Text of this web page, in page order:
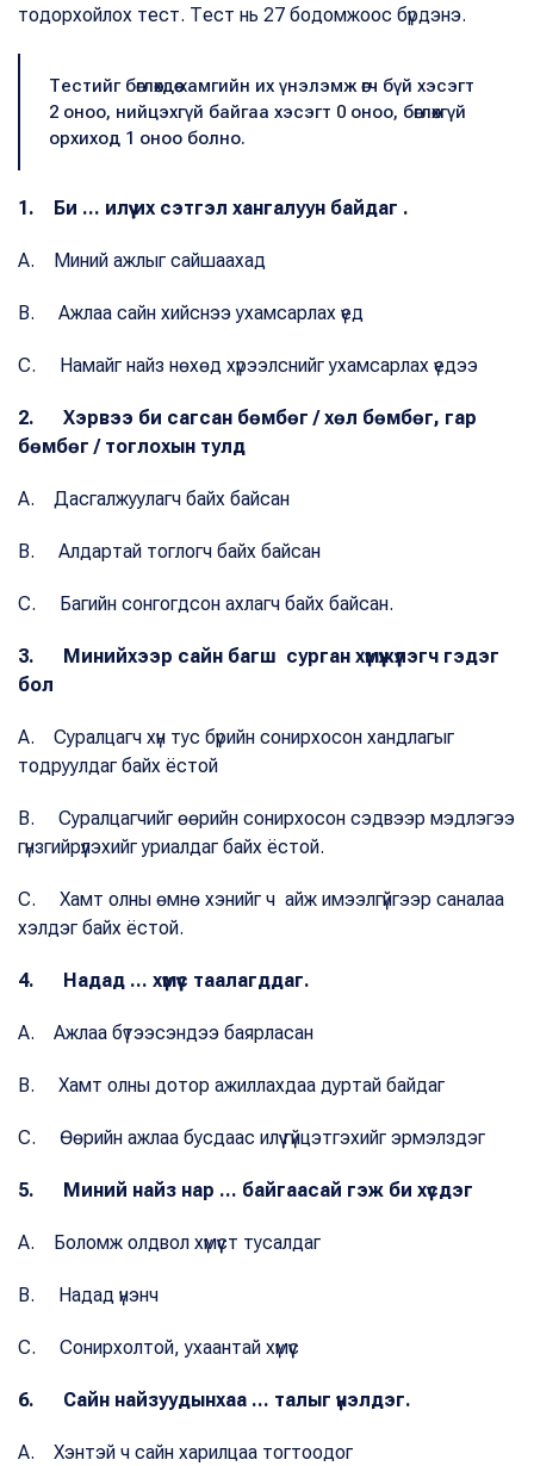
тодорхойлох тест. Тест нь 27 бодомжоос бүрдэнэ.
Тестийг бөглөхдөө хамгийн их үнэлэмж өгч бүй хэсэгт
2 оноо, нийцэхгүй байгаа хэсэгт 0 оноо, бөглөхгүй
орхиход 1 оноо болно.
1. Би ... илүү их сэтгэл хангалуун байдаг .
A. Миний ажлыг сайшаахад
B. Ажлаа сайн хийснээ ухамсарлах үед
C. Намайг найз нөхөд хүрээлснийг ухамсарлах үедээ
2. Хэрвээ би сагсан бөмбөг / хөл бөмбөг, гар
бөмбөг / тоглохын тулд
A. Дасгалжуулагч байх байсан
B. Алдартай тоглогч байх байсан
C. Багийн сонгогдсон ахлагч байх байсан.
3. Минийхээр сайн багш сурган хүмүүжүүлэгч гэдэг
бол
A. Суралцагч хүн тус бүрийн сонирхосон хандлагыг
тодруулдаг байх ёстой
B. Суралцагчийг өөрийн сонирхосон сэдвээр мэдлэгээ
гүнзгийрүүлэхийг уриалдаг байх ёстой.
C. Хамт олны өмнө хэнийг ч айж имээлгүйгээр саналаа
хэлдэг байх ёстой.
4. Надад ... хүмүүс таалагддаг.
A. Ажлаа бүтээсэндээ баярласан
B. Хамт олны дотор ажиллахдаа дуртай байдаг
C. Өөрийн ажлаа бусдаас илүү гүйцэтгэхийг эрмэлздэг
5. Миний найз нар ... байгаасай гэж би хүсдэг
A. Боломж олдвол хүмүүст тусалдаг
B. Надад үнэнч
C. Сонирхолтой, ухаантай хүмүүс
6. Сайн найзуудынхаа ... талыг үнэлдэг.
A. Хэнтэй ч сайн харилцаа тогтоодог